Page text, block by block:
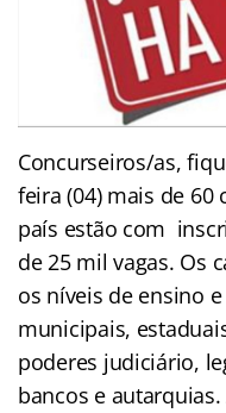
Concurseiros/as,
feira (04) mais de
país estão com
de 25 mil vagas. Os
os níveis de ensino
municipais,
poderes judiciário,
bancos e